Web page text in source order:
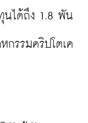
นได้ถึง 1.8 พัน
กรรมคริปโตเค